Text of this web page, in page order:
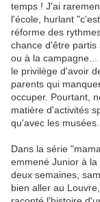
temps ! J'ai
l'école, hurlant
réforme des
chance d'être
ou à la
le privilège d'avoir
parents qui
occuper. Pourtant,
matière d'activités
qu'avec les musées.
Dans la série
emmené Junior à la
deux semaines,
bien aller au